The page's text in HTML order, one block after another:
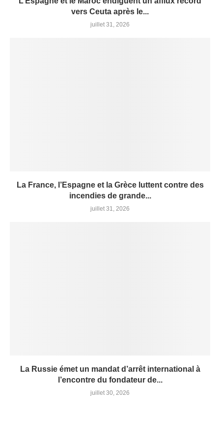
vers Ceuta après le...
juillet 31, 2026
La France, l’Espagne et la Grèce luttent contre des
incendies de grande...
juillet 31, 2026
La Russie émet un mandat d’arrêt international à
l’encontre du fondateur de...
juillet 30, 2026